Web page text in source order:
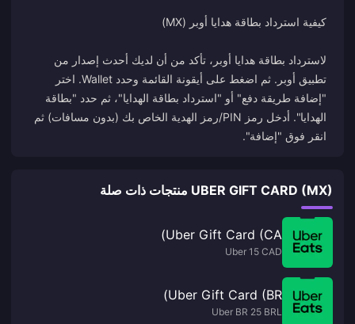
لاسترداد بطاقة هدايا أوبر، تأكد من أن لديك أحدث إصدار من
تطبيق أوبر. ثم اضغط على أيقونة القائمة وحدد Wallet. اختر
"إضافة طريقة دفع" أو "استرداد بطاقة الهدايا"، ثم حدد "بطاقة
الهدايا". أدخل رمز PIN/رمز الهدية الخاص بك (بدون مسافات) ثم
انقر فوق "إضافة".
UBER GIFT CARD (MX) منتجات ذات صلة
Uber Gift Card (CA)
Uber 15 CAD
Uber Gift Card (BR)
Uber BR 25 BRL